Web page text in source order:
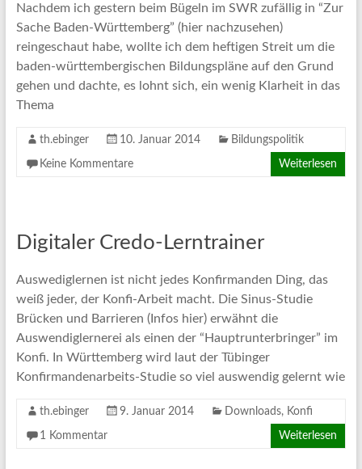
Nachdem ich gestern beim Bügeln im SWR zufällig in “Zur
Sache Baden-Württemberg” (hier nachzusehen)
reingeschaut habe, wollte ich dem heftigen Streit um die
baden-württembergischen Bildungspläne auf den Grund
gehen und dachte, es lohnt sich, ein wenig Klarheit in das
Thema
th.ebinger 10. Januar 2014 Bildungspolitik
Keine Kommentare Weiterlesen
Digitaler Credo-Lerntrainer
Auswediglernen ist nicht jedes Konfirmanden Ding, das
weiß jeder, der Konfi-Arbeit macht. Die Sinus-Studie
Brücken und Barrieren (Infos hier) erwähnt die
Auswendiglernerei als einen der “Hauptrunterbringer” im
Konfi. In Württemberg wird laut der Tübinger
Konfirmandenarbeits-Studie so viel auswendig gelernt wie
th.ebinger 9. Januar 2014 Downloads, Konfi
1 Kommentar Weiterlesen